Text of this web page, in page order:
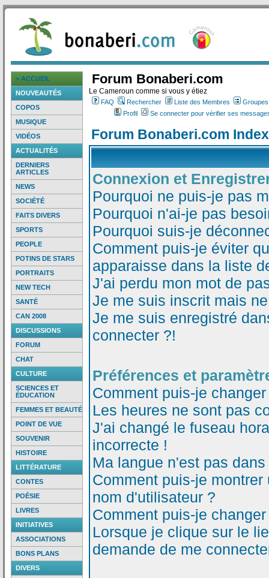
> ACCUEIL
NOUVEAUTÉS
COPOS
MUSIQUE
VIDÉOS
ACTUALITÉS
DERNIERS
ARTICLES
NEWS
SOCIÉTÉ
FAITS DIVERS
SPORTS
PEOPLE
POTINS DE STARS
PORTRAITS
NEW TECH
SANTÉ
CAN 2008
DISCUSSIONS
FORUM
CHAT
CULTURE
SCIENCES ET
ÉDUCATION
FEMMES ET BEAUTÉ
POINT DE VUE
SOUVENIR
HISTOIRE
LITTÉRATURE
CONTES
POÉSIE
LIVRES
INITIATIVES
ASSOCIATIONS
BONS PLANS
DIVERS
Forum Bonaberi.com
Le Cameroun comme si vous y étiez
FAQ Rechercher Liste des Membres
Profil
Se connecter pour vérifier ses
Forum Bonaberi.com
Connexion et
Pourquoi ne puis-je pas
Pourquoi n'ai-je pas
Pourquoi suis-je
Comment puis-je éviter
apparaisse dans la liste
J'ai perdu mon mot de
Je me suis inscrit mais
Je me suis enregistré
connecter ?!
Préférences et
Comment puis-je
Les heures ne sont pas
J'ai changé le fuseau
incorrecte !
Ma langue n'est pas
Comment puis-je
nom d'utilisateur ?
Comment puis-je
Lorsque je clique sur le
demande de me